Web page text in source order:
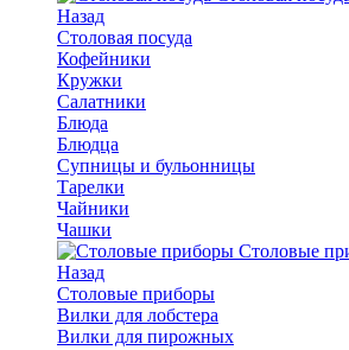
Назад
Столовая посуда
Кофейники
Кружки
Салатники
Блюда
Блюдца
Супницы и бульонницы
Тарелки
Чайники
Чашки
Cтоловые
Назад
Cтоловые приборы
Вилки для лобстера
Вилки для пирожных